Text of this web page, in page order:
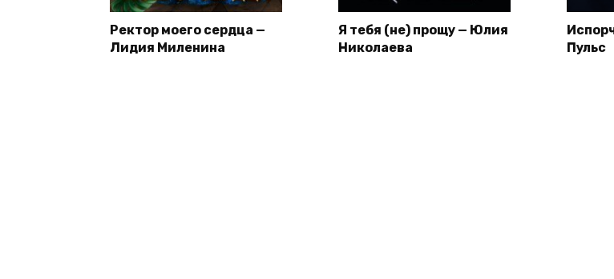
Ректор моего сердца —
Лидия Миленина
Я тебя (не) прощу — Юлия
Николаева
Пульс